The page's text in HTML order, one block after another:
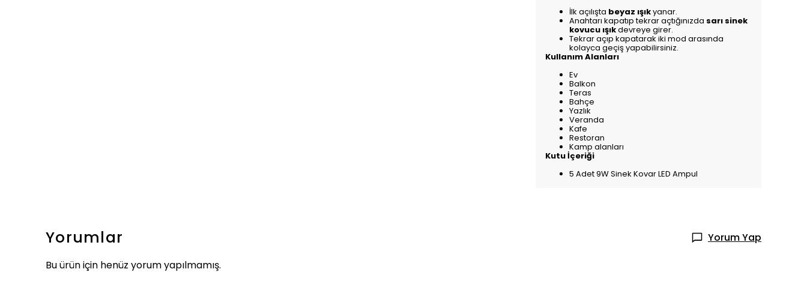
İlk açılışta beyaz ışıkyanar.
Anahtarı kapatıp tekrar açtığınızda sarı sinek
kovucu ışıkdevreye girer.
Tekrar açıp kapatarak iki mod arasında
kolayca geçiş yapabilirsiniz.
Kullanım Alanları
Ev
Balkon
Teras
Bahçe
Yazlık
Veranda
Kafe
Restoran
Kamp alanları
Kutu İçeriği
5 Adet 9W Sinek Kovar LED Ampul
Yorumlar Yorum Yap
Bu ürün için henüz yorum yapılmamış.